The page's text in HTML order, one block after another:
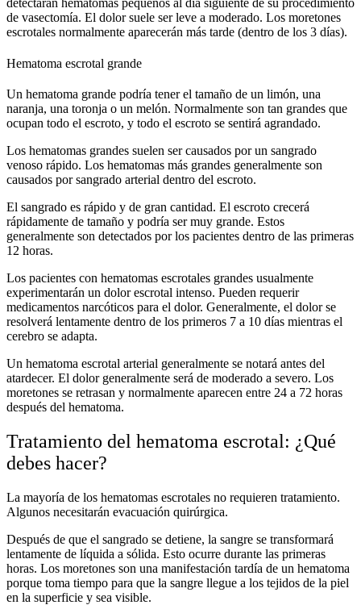
de vasectomía. El dolor suele ser leve a moderado. Los moretones
escrotales normalmente aparecerán más tarde (dentro de los 3 días).
Hematoma escrotal grande
Un hematoma grande podría tener el tamaño de un limón, una
naranja, una toronja o un melón. Normalmente son tan grandes que
ocupan todo el escroto, y todo el escroto se sentirá agrandado.
Los hematomas grandes suelen ser causados por un sangrado
venoso rápido. Los hematomas más grandes generalmente son
causados por sangrado arterial dentro del escroto.
El sangrado es rápido y de gran cantidad. El escroto crecerá
rápidamente de tamaño y podría ser muy grande. Estos
generalmente son detectados por los pacientes dentro de las primeras
12 horas.
Los pacientes con hematomas escrotales grandes usualmente
experimentarán un dolor escrotal intenso. Pueden requerir
medicamentos narcóticos para el dolor. Generalmente, el dolor se
resolverá lentamente dentro de los primeros 7 a 10 días mientras el
cerebro se adapta.
Un hematoma escrotal arterial generalmente se notará antes del
atardecer. El dolor generalmente será de moderado a severo. Los
moretones se retrasan y normalmente aparecen entre 24 a 72 horas
después del hematoma.
Tratamiento del hematoma escrotal: ¿Qué
debes hacer?
La mayoría de los hematomas escrotales no requieren tratamiento.
Algunos necesitarán evacuación quirúrgica.
Después de que el sangrado se detiene, la sangre se transformará
lentamente de líquida a sólida. Esto ocurre durante las primeras
horas. Los moretones son una manifestación tardía de un hematoma
porque toma tiempo para que la sangre llegue a los tejidos de la piel
en la superficie y sea visible.